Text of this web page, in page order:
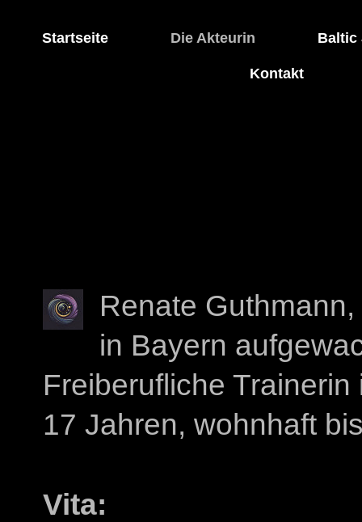
Startseite Die Akteurin Baltic
Kontakt
Renate
in Bayern
Freiberufliche
17 Jahren, wohnhaft
Vita: